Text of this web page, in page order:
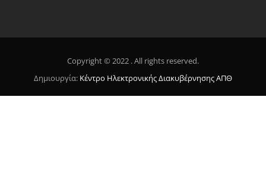
Copyright © 2022 . All rights reserved.
Δημιουργία: Κέντρο Ηλεκτρονικής Διακυβέρνησης ΑΠΘ